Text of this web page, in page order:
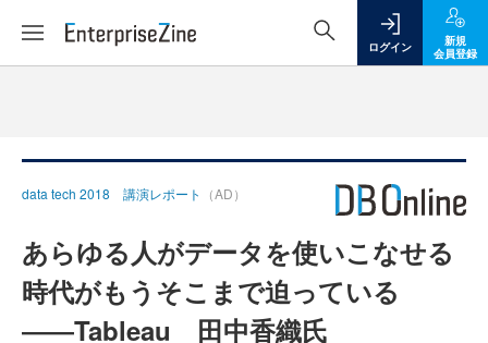
ログイン
新規
会員登録
data tech 2018 講演レポート （AD）
あらゆる人がデータを使いこなせる
時代がもうそこまで迫っている
――Tableau 田中香織氏